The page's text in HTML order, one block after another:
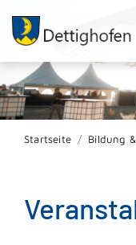
Startseite Bildung